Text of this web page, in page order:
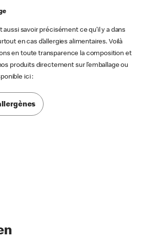
aussi savoir précisément ce qu’il y a dans
en cas d’allergies alimentaires. Voilà
en toute transparence la composition et
produits directement sur l’emballage ou
ici :